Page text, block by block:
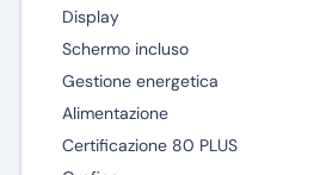
Display
Schermo incluso
Gestione energetica
Alimentazione
Certificazione 80 PLUS